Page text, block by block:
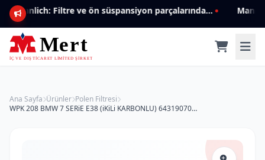
Mannlich: Filtre ve ön süspansiyon parçalarında genişleyen ürün yelpazesiyle kalite ve güven.
Ana Sayfa Ürünler Polen Filtresi
WPK 208 BMW 7 SERiE E38 (iKiLi KARBONLU) 64319070072 Polen Filtresi